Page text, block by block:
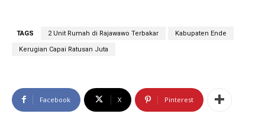
TAGS 2 Unit Rumah di Rajawawo Terbakar Kabupaten Ende
Kerugian Capai Ratusan Juta
Facebook X Pinterest